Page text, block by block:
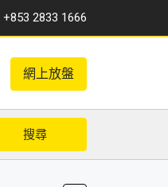
+853 2833 1666
網上放盤
搜尋